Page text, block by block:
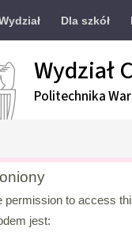
Dla szkół
Wydział
Politechnika
permission to access
jest: